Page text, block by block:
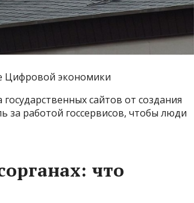
Цифровой экономики
сайтов от создания
за работой госсервисов, чтобы люди
что